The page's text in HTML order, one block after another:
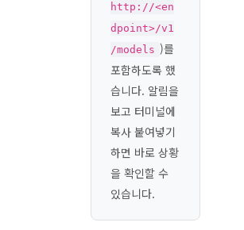
http://<en
dpoint>/v1
/models )를
포함하도록 했
습니다. 알림을
보고 터미널에
복사 붙여넣기
하면 바로 상황
을 확인할 수
있습니다.